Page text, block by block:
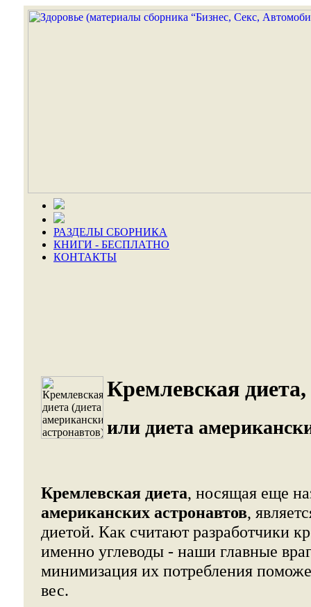
РАЗДЕЛЫ СБОРНИКА
КНИГИ - БЕСПЛАТНО
КОНТАКТЫ
Кремлевская диета,
или диета
Кремлевская диета, носящая еще
американских астронавтов,
диетой. Как считают разработчики
именно углеводы - наши главные
минимизация их потребления
вес.